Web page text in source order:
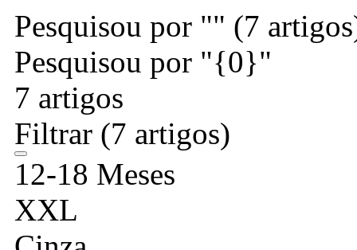
Pesquisou por "" (7
Pesquisou por "{0}"
7 artigos
Filtrar (7 artigos)
12-18 Meses
XXL